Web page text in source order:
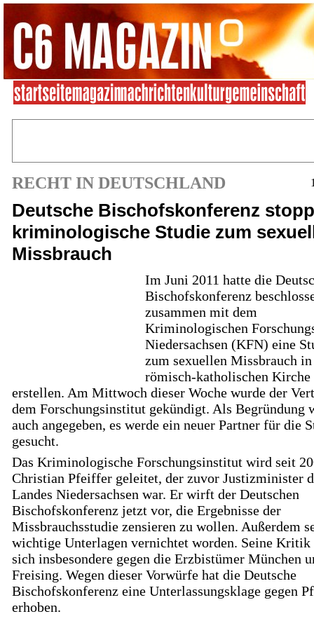
RECHT IN DEUTSCHLAND
Deutsche Bischofskonferenz
kriminologische Studie zum
Missbrauch
Im Juni 2011 hatte die
Bischofskonferenz
zusammen mit dem
Kriminologischen
Niedersachsen (KFN) eine
zum sexuellen Missbrauch
römisch-katholischen Kirche
erstellen. Am Mittwoch dieser Woche wurde der
dem Forschungsinstitut gekündigt. Als Begründung
auch angegeben, es werde ein neuer Partner für die
gesucht.
Das Kriminologische Forschungsinstitut wird seit
Christian Pfeiffer geleitet, der zuvor Justizminister
Landes Niedersachsen war. Er wirft der Deutschen
Bischofskonferenz jetzt vor, die Ergebnisse der
Missbrauchsstudie zensieren zu wollen. Außerdem
wichtige Unterlagen vernichtet worden. Seine
sich insbesondere gegen die Erzbistümer München
Freising. Wegen dieser Vorwürfe hat die Deutsche
Bischofskonferenz eine Unterlassungsklage gegen
erhoben.